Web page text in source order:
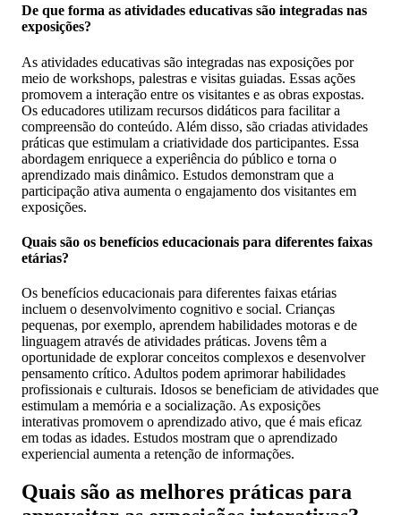
De que forma as atividades educativas são integradas nas
exposições?
As atividades educativas são integradas nas exposições por
meio de workshops, palestras e visitas guiadas. Essas ações
promovem a interação entre os visitantes e as obras expostas.
Os educadores utilizam recursos didáticos para facilitar a
compreensão do conteúdo. Além disso, são criadas atividades
práticas que estimulam a criatividade dos participantes. Essa
abordagem enriquece a experiência do público e torna o
aprendizado mais dinâmico. Estudos demonstram que a
participação ativa aumenta o engajamento dos visitantes em
exposições.
Quais são os benefícios educacionais para diferentes faixas
etárias?
Os benefícios educacionais para diferentes faixas etárias
incluem o desenvolvimento cognitivo e social. Crianças
pequenas, por exemplo, aprendem habilidades motoras e de
linguagem através de atividades práticas. Jovens têm a
oportunidade de explorar conceitos complexos e desenvolver
pensamento crítico. Adultos podem aprimorar habilidades
profissionais e culturais. Idosos se beneficiam de atividades que
estimulam a memória e a socialização. As exposições
interativas promovem o aprendizado ativo, que é mais eficaz
em todas as idades. Estudos mostram que o aprendizado
experiencial aumenta a retenção de informações.
Quais são as melhores práticas para